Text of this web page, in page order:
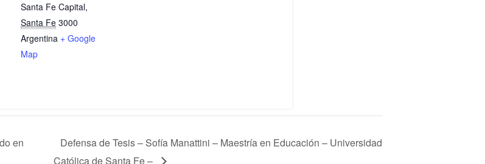
Santa Fe Capital,
Santa Fe 3000
Argentina + Google
Map
en
Defensa de Tesis – Sofía Manattini – Maestría en Educación – Universidad
Católica de Santa Fe –